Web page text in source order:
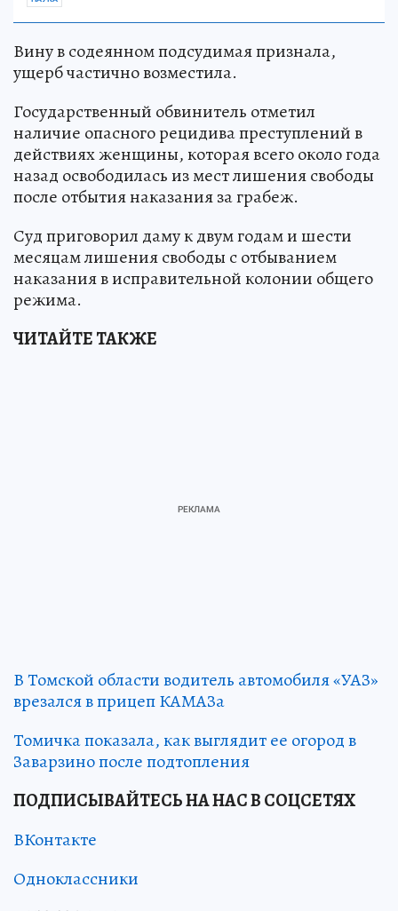
Вину в содеянном подсудимая признала,
ущерб частично возместила.
Государственный обвинитель отметил
наличие опасного рецидива преступлений в
действиях женщины, которая всего около года
назад освободилась из мест лишения свободы
после отбытия наказания за грабеж.
Суд приговорил даму к двум годам и шести
месяцам лишения свободы с отбыванием
наказания в исправительной колонии общего
режима.
ЧИТАЙТЕ ТАКЖЕ
В Томской области водитель автомобиля «УАЗ»
врезался в прицеп КАМАЗа
Томичка показала, как выглядит ее огород в
Заварзино после подтопления
ПОДПИСЫВАЙТЕСЬ НА НАС В СОЦСЕТЯХ
ВКонтакте
Одноклассники